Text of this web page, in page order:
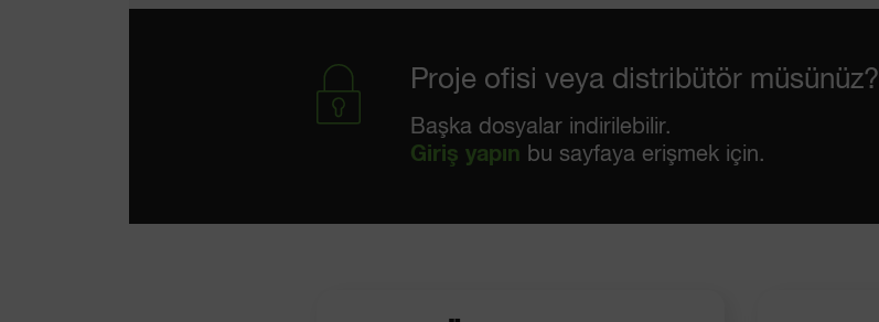
Proje ofisi veya distribütör müsünüz?
Başka dosyalar indirilebilir.
Giriş yapın bu sayfaya erişmek için.